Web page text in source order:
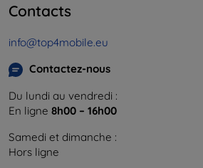
Contacts
info@top4mobile.eu
Contactez-nous
Du lundi au vendredi :
En ligne 8h00 – 16h00
Samedi et dimanche :
Hors ligne